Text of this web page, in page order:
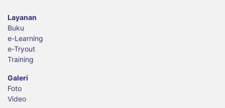
Layanan
Buku
e-Learning
e-Tryout
Training
Galeri
Foto
Video